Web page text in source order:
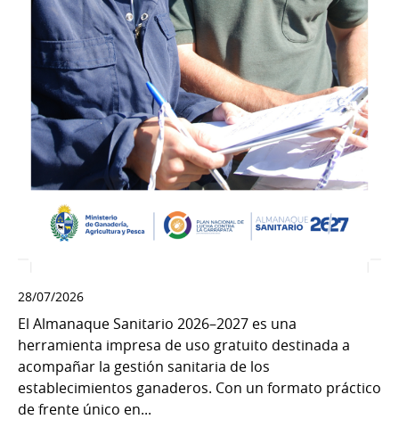
28/07/2026
El Almanaque Sanitario 2026–2027 es una
herramienta impresa de uso gratuito destinada a
acompañar la gestión sanitaria de los
establecimientos ganaderos. Con un formato práctico
de frente único en...